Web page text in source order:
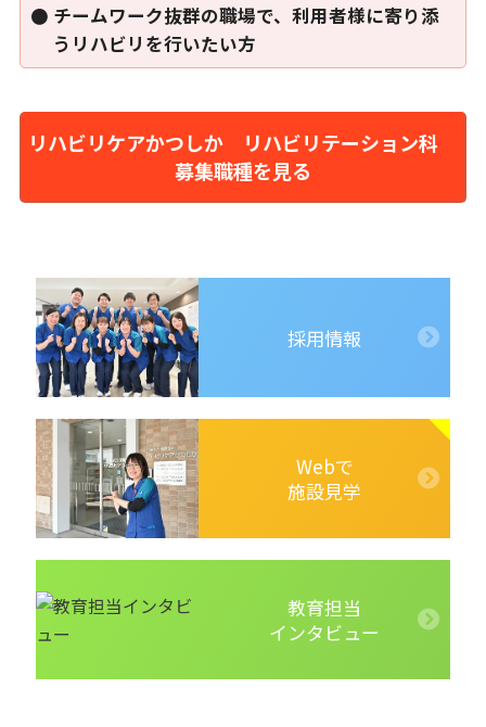
チームワーク抜群の職場で、利用者様に寄り添
うリハビリを行いたい方
リハビリケアかつしか リハビリテーション科
募集職種を見る
採用情報
Webで
施設見学
教育担当
インタビュー